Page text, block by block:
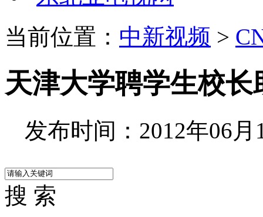
当前位置： 中新视频 >
天津大学聘学生校
发布时间：2012年06月
搜 索